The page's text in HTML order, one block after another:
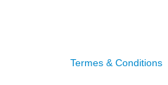
Termes & Conditions